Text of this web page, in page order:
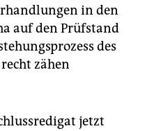
in den
auf den Prüfstand
des
zähen
jetzt